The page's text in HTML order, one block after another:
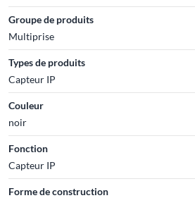
Groupe de produits
Multiprise
Types de produits
Capteur IP
Couleur
noir
Fonction
Capteur IP
Forme de construction